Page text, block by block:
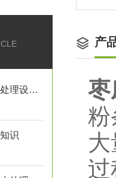
定期维护保养是延长养殖污水处理设备寿命的关键
识
产
枣
粉